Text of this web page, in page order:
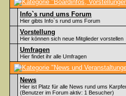
Info`s rund ums Forum
Hier gibts Info`s rund ums Forum
Vorstellung
Hier können sich neue Mitglieder vorstellen
Umfragen
Hier findet ihr alle Umfragen
News
Hier ist Platz für alle News rund ums
(Benutzer im Forum aktiv: 1 Besucher)